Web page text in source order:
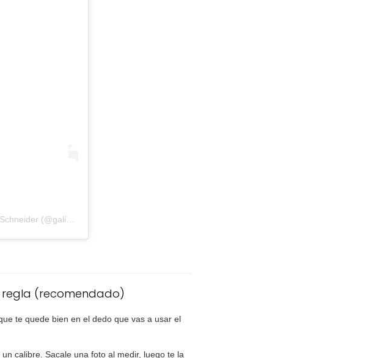
Una publicación compartida de Alianzas de boda | Galizzi & Schneider (@galizziyschneider)
regla (recomendado)
te quede bien en el dedo que vas a usar el
calibre. Sacale una foto al medir, luego te la